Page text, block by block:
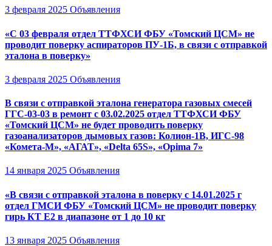
3 февраля 2025 Объявления
«С 03 февраля отдел ТТФХСИ ФБУ «Томский ЦСМ» не
проводит поверку аспираторов ПУ-1Б, в связи с отправкой
эталона в поверку»
3 февраля 2025 Объявления
В связи с отправкой эталона генератора газовых смесей
ГГС-03-03 в ремонт с 03.02.2025 отдел ТТФХСИ ФБУ
«Томский ЦСМ» не будет проводить поверку
газоанализаторов дымовых газов: Колион-1В, ИГС-98
«Комета-М», «АГАТ», «Delta 65S», «Opima 7»
14 января 2025 Объявления
«В связи с отправкой эталона в поверку с 14.01.2025 г
отдел ГМСИ ФБУ «Томский ЦСМ» не проводит поверку
гирь КТ Е2 в диапазоне от 1 до 10 кг
13 января 2025 Объявления